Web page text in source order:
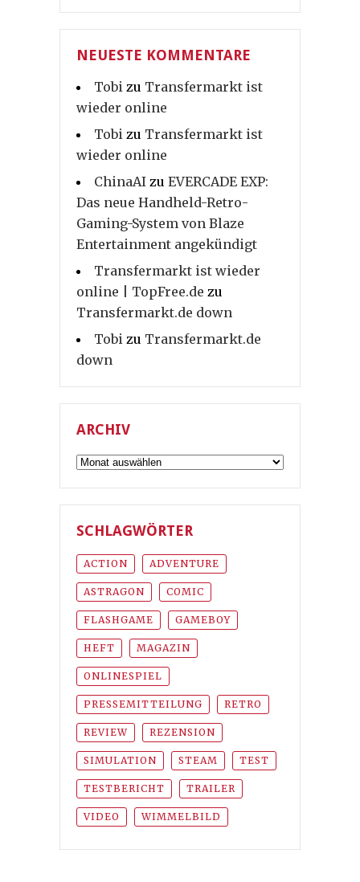
NEUESTE KOMMENTARE
Tobi zu Transfermarkt ist
wieder online
Tobi zu Transfermarkt ist
wieder online
ChinaAI zu EVERCADE EXP:
Das neue Handheld-Retro-
Gaming-System von Blaze
Entertainment angekündigt
Transfermarkt ist wieder
online | TopFree.de zu
Transfermarkt.de down
Tobi zu Transfermarkt.de
down
ARCHIV
Archiv
SCHLAGWÖRTER
ACTION ADVENTURE
ASTRAGON COMIC
FLASHGAME GAMEBOY
HEFT MAGAZIN
ONLINESPIEL
PRESSEMITTEILUNG RETRO
REVIEW REZENSION
SIMULATION STEAM TEST
TESTBERICHT TRAILER
VIDEO WIMMELBILD